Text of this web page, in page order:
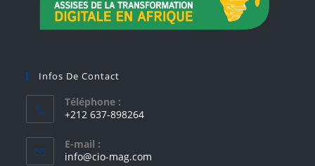
Infos De Contact
Téléphone :
+212 637-898264
E-mail :
info@cio-mag.com